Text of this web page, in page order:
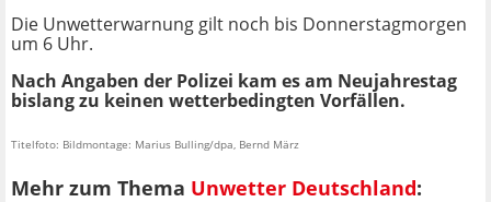
Die Unwetterwarnung gilt noch bis Donnerstagmorgen
um 6 Uhr.
Nach Angaben der Polizei kam es am Neujahrestag
bislang zu keinen wetterbedingten Vorfällen.
Titelfoto: Bildmontage: Marius Bulling/dpa, Bernd März
Mehr zum Thema Unwetter Deutschland: